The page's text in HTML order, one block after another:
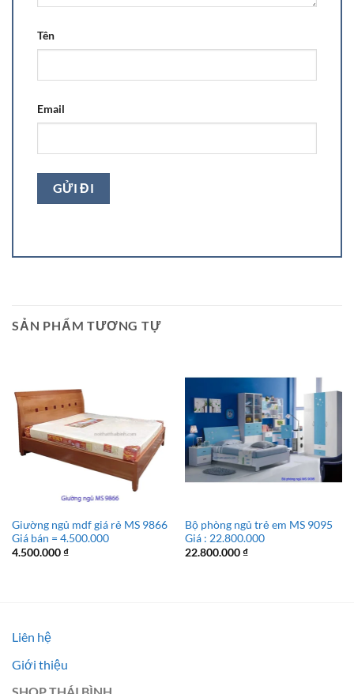
Tên
Email
SẢN PHẨM TƯƠNG TỰ
Giường ngủ mdf giá rẻ MS 9866
Giá bán = 4.500.000
4.500.000₫
Bộ phòng ngủ trẻ em MS 9095
Giá : 22.800.000
22.800.000₫
Liên hệ
Giới thiệu